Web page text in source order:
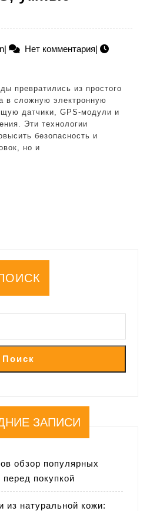
admin
| Нет комментария|
превратились из простого
в сложную электронную
датчики, GPS‑модули и
Эти технологии
безопасность и
но и
Поиск
ЗАПИСИ
обзор популярных
покупкой
из натуральной кожи: